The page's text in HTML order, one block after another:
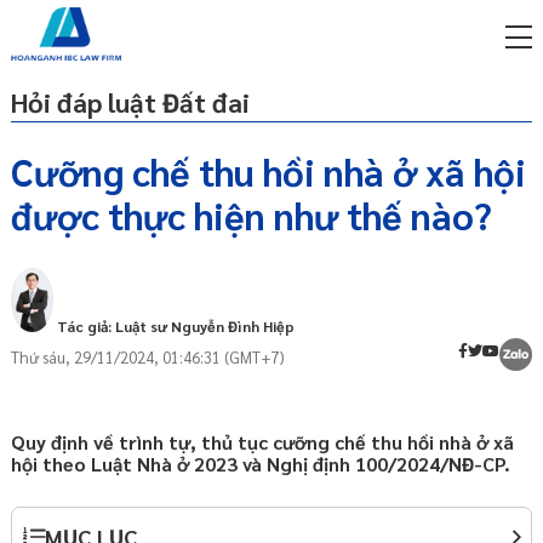
Hỏi đáp luật Đất đai
Cưỡng chế thu hồi nhà ở xã hội
được thực hiện như thế nào?
Tác giả: Luật sư Nguyễn Đình Hiệp
Thứ sáu, 29/11/2024, 01:46:31 (GMT+7)
Quy định về trình tự, thủ tục cưỡng chế thu hồi nhà ở xã
hội theo Luật Nhà ở 2023 và Nghị định 100/2024/NĐ-CP.
MỤC LỤC
Cơ sở pháp lý
thu hồi nhà ở xã hội
Trách nhiệm của tổ chức, cá nhân trong
Ý nghĩa
phí qua zalo
sư trực tuyến online
ty/doanh nghiệp
gói
phí qua zalo
ty/doanh nghiệp
gói
ty/doanh nghiệp
gói